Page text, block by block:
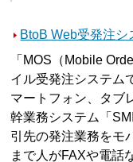
BtoB Web受発注シ
「MOS（Mobile
イル受発注システム
マートフォン、タブ
幹業務システム「
引先の発注業務をモ
まで人がFAXや電話